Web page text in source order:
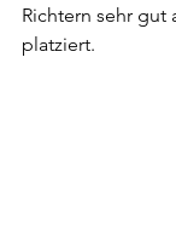
Richtern sehr gut
platziert.